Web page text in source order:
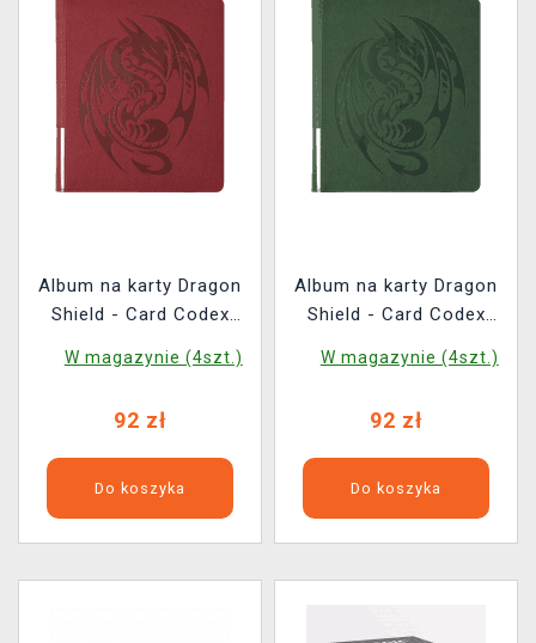
Album na karty Dragon
Shield - Card Codex
W magazynie (4szt.)
92 zł
Do koszyka
Album na karty Dragon
Shield - Card Codex
Green
W magazynie (4szt.)
92 zł
Do koszyka